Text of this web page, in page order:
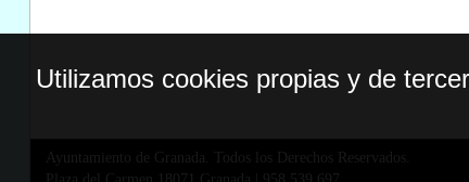
Ayuntamiento de Granada. Todos los Derechos Reservados.
Utilizamos cookies propias y de